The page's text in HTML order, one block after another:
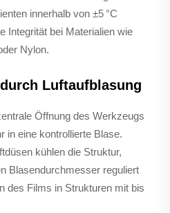
innerhalb von ±5 °C
Integrität bei Materialien wie
Nylon.
Luftaufblasung
Öffnung des Werkzeugs
in eine kontrollierte Blase.
kühlen die Struktur,
Blasendurchmesser reguliert
des Films in Strukturen mit bis